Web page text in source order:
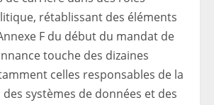
rétablissant des éléments
F du début du mandat de
touche des dizaines
celles responsables de la
systèmes de données et des